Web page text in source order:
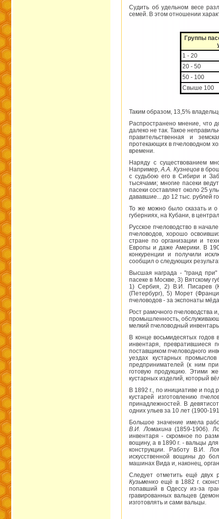
Судить об удельном весе
семей. В этом отношении
Группы
1 - 20
20 - 50
50 - 100
Свыше 100
Таким образом, 13,5%
Распространено мнение, что
далеко не так. Такое
правительственная и
протекающих в пчеловодном
времени.
Наряду с существованием
Например,А.А. Кузнецовв
с судьбою его в Сибири и
тысячами; многие пасеки
пасеки составляет около 25
дававшие... до 12 тыс. рублей
То же можно было сказать и о
губерниях, на Кубани, в
Русское пчеловодство в
пчеловодов, хорошо
стране по организации и
Европы и даже Америки. В
конкуренции и получили
сообщил о следующих
Высшая награда - "гранд
пасеке в Москве, 3) Вятскому
1) Сербия, 2) В.И. Писарев
(Петербург), 5) Морет
пчеловодов - за экспонаты
Рост рамочного пчеловодства
промышленность,
мелкий пчеловодный
В конце восьмидесятых годов
инвентаря,
поставщиком пчеловодного
уездах кустарных
предпринимателей (к ним
готовую продукцию. Этими
кустарных изделий, который
В 1892 г., по инициативе и под
кустарей изготовлению
принадлежностей. В
одних ульев за 10 лет (1900-
Большое значение имела
В.И. Ломакина(1859-1906).
инвентаря - скромное по
вощину, а в 1890 г. - вальцы
конструкции. Работу В.И.
искусственной вощины до
машинах Вида и, наконец,
Следует отметить ещё двух
Кузьменко ещё в 1882 г.
попавший в Одессу из-за
гравированных вальцев
изготовлять и сами вальцы.